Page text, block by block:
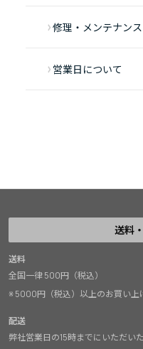
修理・メンテナン
営業日について
送料
送料
全国一律 500円（税込）
※ 5000円（税込）以上のお買い上
配送
弊社営業日の15時までにいただい